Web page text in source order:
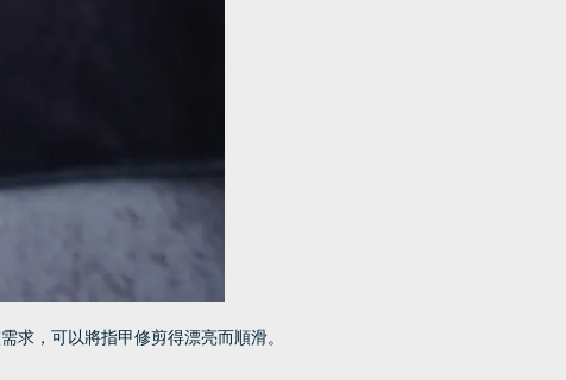
，可以將指甲修剪得漂亮而順滑。